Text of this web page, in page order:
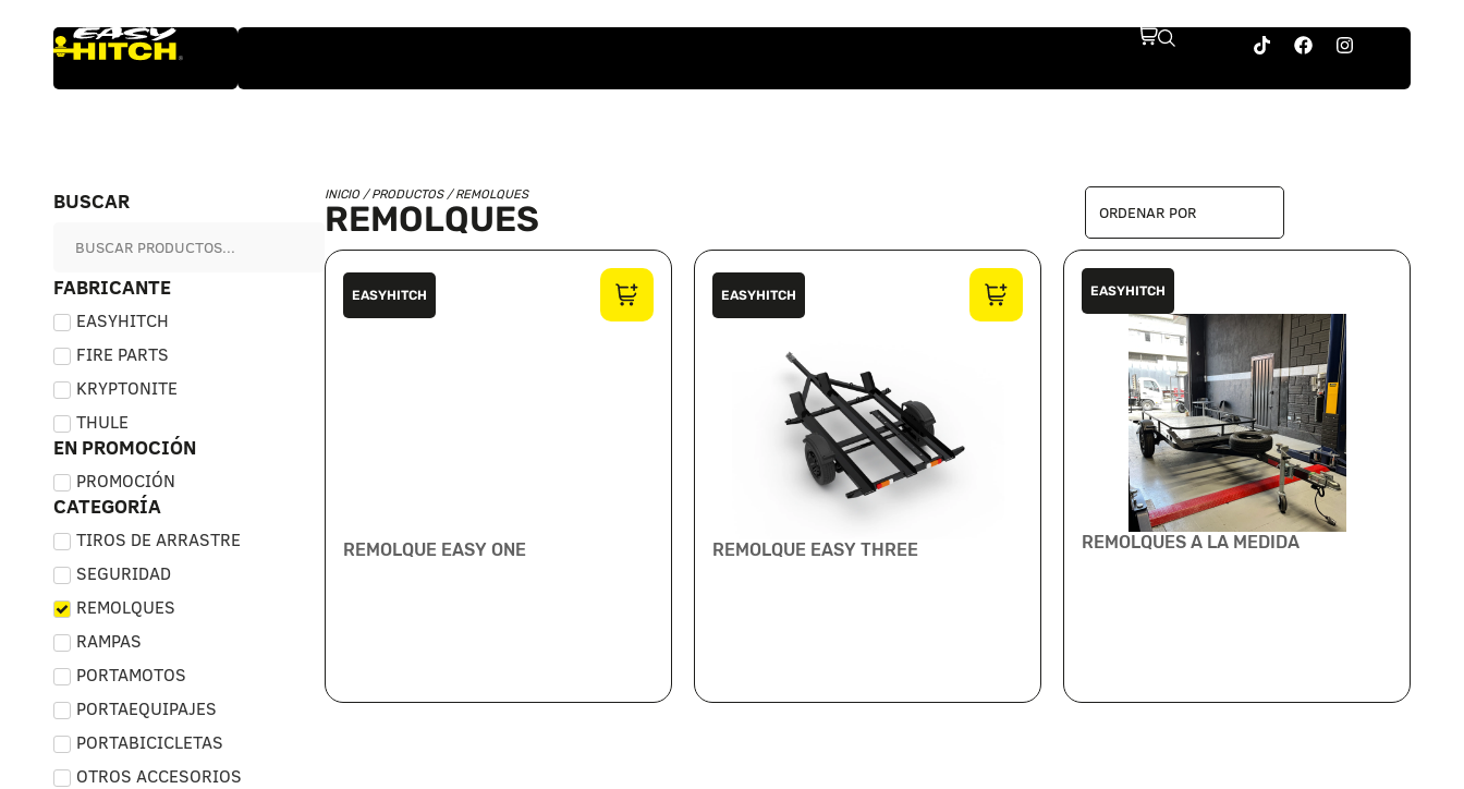
BUSCAR
FABRICANTE
EASYHITCH
FIRE PARTS
KRYPTONITE
THULE
EN PROMOCIÓN
PROMOCIÓN
CATEGORÍA
TIROS DE ARRASTRE
SEGURIDAD
REMOLQUES
RAMPAS
PORTAMOTOS
PORTAEQUIPAJES
PORTABICICLETAS
OTROS ACCESORIOS
INICIO/PRODUCTOS/ REMOLQUES
REMOLQUES
EASYHITCH
REMOLQUE EASY ONE
EASYHITCH
REMOLQUE EASY THREE
EASYHITCH
REMOLQUES A LA MEDIDA